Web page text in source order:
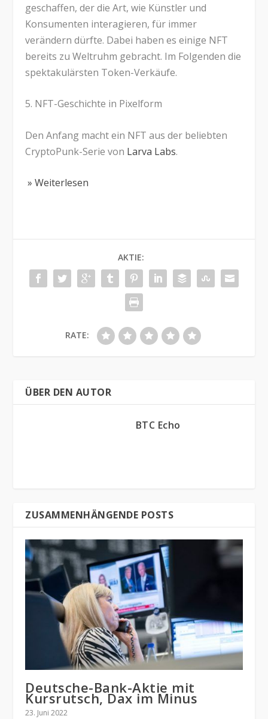
geschaffen, der die Art, wie Künstler und
Konsumenten interagieren, für immer
verändern dürfte. Dabei haben es einige NFT
bereits zu Weltruhm gebracht. Im Folgenden die
spektakulärsten Token-Verkäufe.
5. NFT-Geschichte in Pixelform
Den Anfang macht ein NFT aus der beliebten
CryptoPunk-Serie von Larva Labs.
» Weiterlesen
AKTIE:
RATE:
ÜBER DEN AUTOR
BTC Echo
ZUSAMMENHÄNGENDE POSTS
Deutsche-Bank-Aktie mit
Kursrutsch, Dax im Minus
23. Juni 2022